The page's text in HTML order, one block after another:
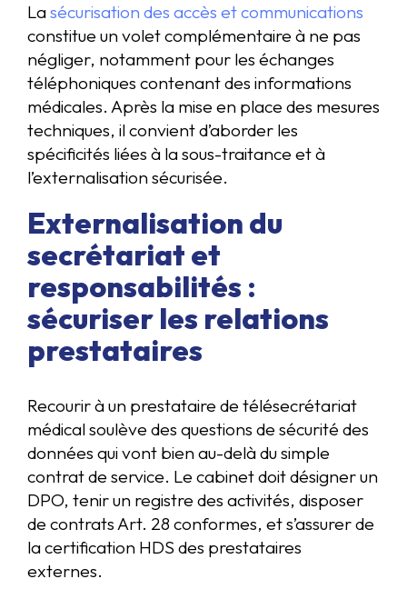
Lasécurisation des accès et communications
constitue un volet complémentaire à ne pas
négliger, notamment pour les échanges
téléphoniques contenant des informations
médicales. Après la mise en place des mesures
techniques, il convient d’aborder les
spécificités liées à la sous-traitance et à
l’externalisation sécurisée.
Externalisation du
secrétariat et
responsabilités :
sécuriser les relations
prestataires
Recourir à un prestataire de télésecrétariat
médical soulève des questions de sécurité des
données qui vont bien au-delà du simple
contrat de service. Le cabinet doit désigner un
DPO, tenir un registre des activités, disposer
de contrats Art. 28 conformes, et s’assurer de
la certification HDS des prestataires
externes.